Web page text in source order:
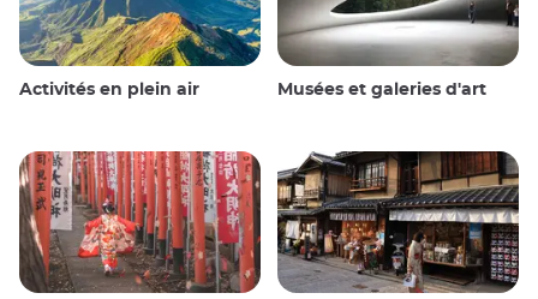
Activités en plein air Musées et galeries d'art